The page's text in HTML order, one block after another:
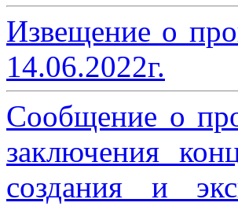
Извещение о
14.06.2022г.
Сообщение о
заключения
создания и